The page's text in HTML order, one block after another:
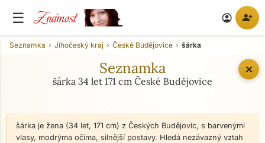
☰ Známost account_circle person_add
✕
Seznamka Jihočeský kraj České Budějovice šárka
Seznamka
šárka 34 let 171 cm České Budějovice
šárka je žena (34 let, 171 cm) z Českých Budějovic, s barvenými
vlasy, modrýma očima, silnější postavy. Hledá nezávazný vztah